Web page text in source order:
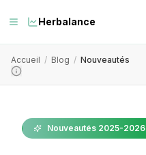
Herbalance
Accueil / Blog / Nouveautés
Nouveautés 2025-2026